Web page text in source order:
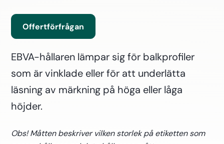
Offertförfrågan
EBVA-hållaren lämpar sig för balkprofiler
som är vinklade eller för att underlätta
läsning av märkning på höga eller låga
höjder.
Obs! Måtten beskriver vilken storlek på etiketten som